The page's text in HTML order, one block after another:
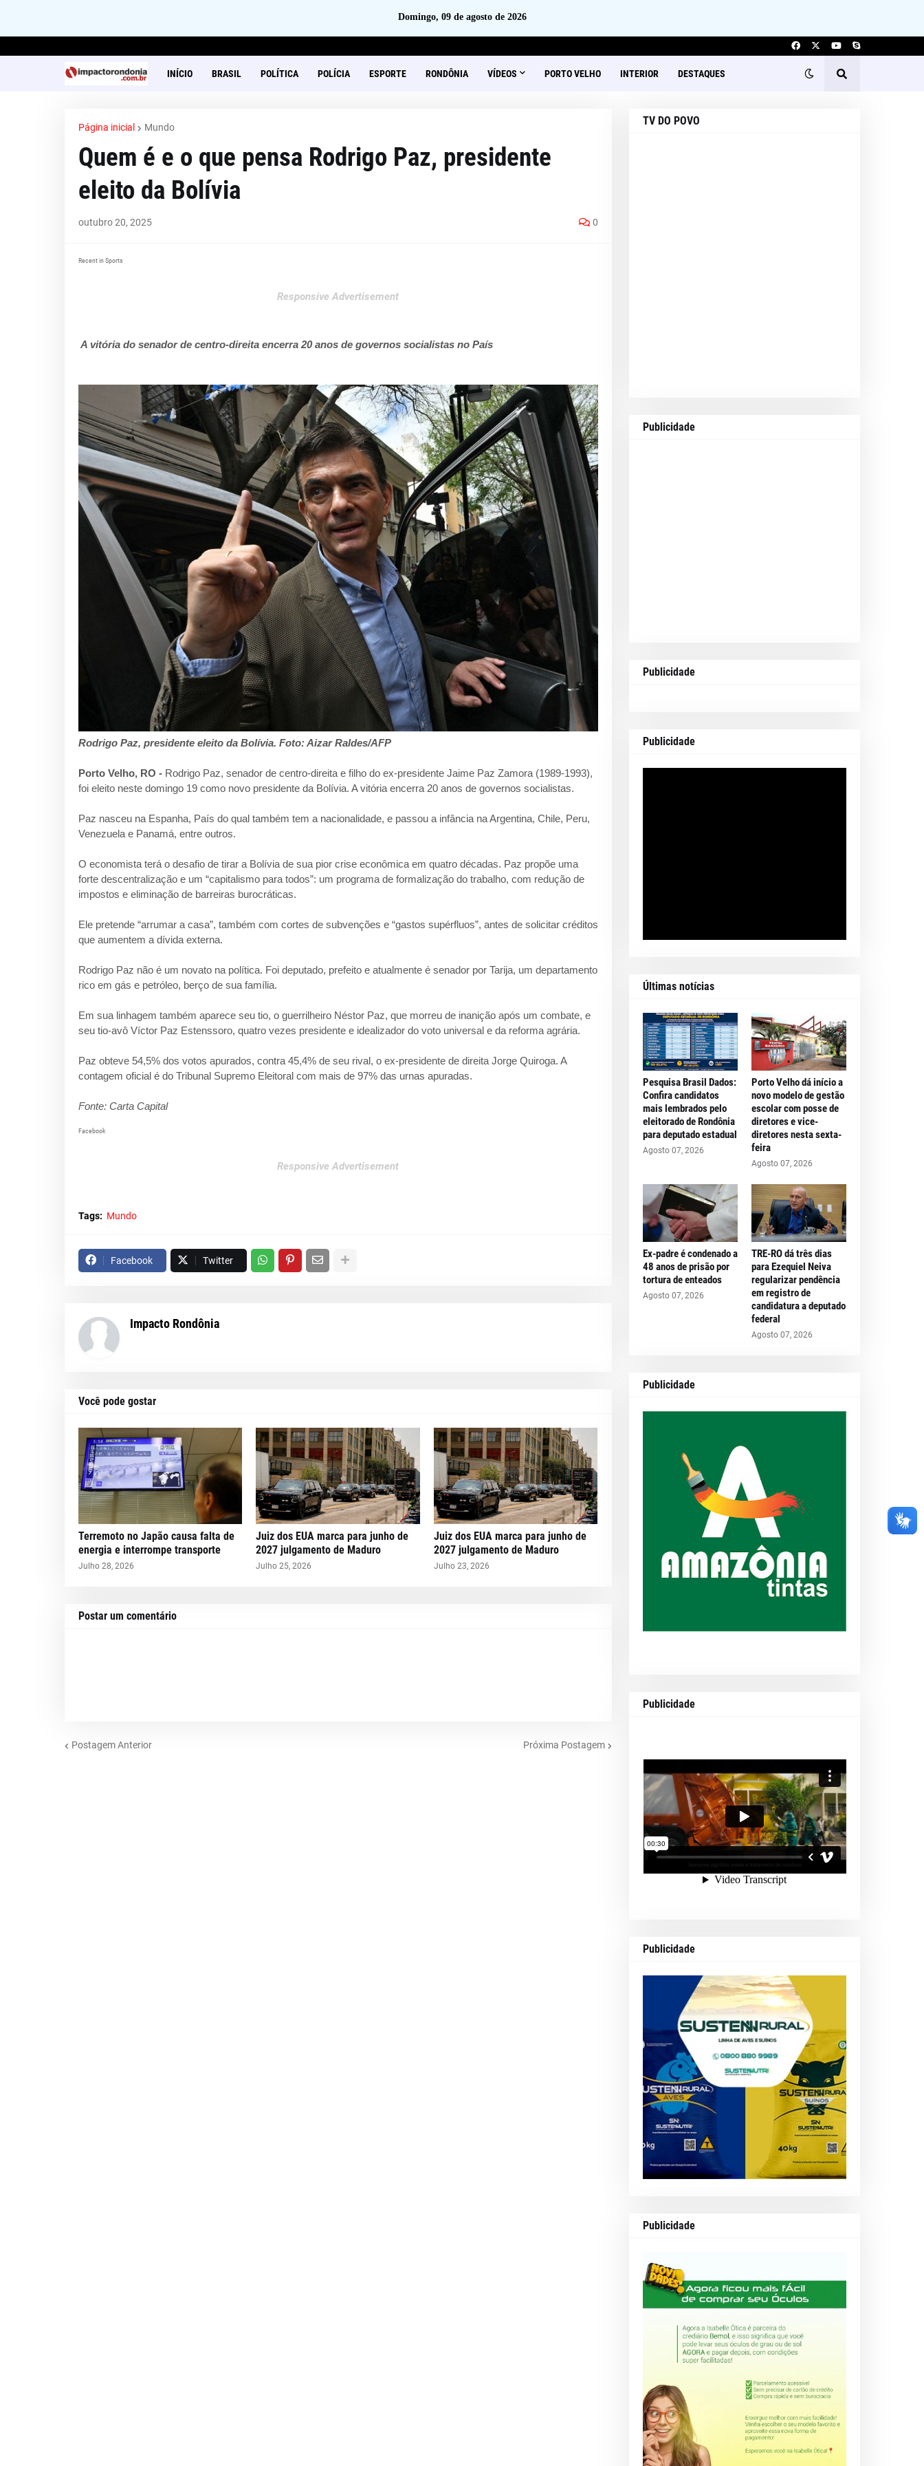
Domingo, 09 de agosto de 2026
INÍCIO BRASIL POLÍTICA POLÍCIA ESPORTE RONDÔNIA VÍDEOS PORTO VELHO INTERIOR DESTAQUES
Página inicial Mundo
Quem é e o que pensa Rodrigo Paz, presidente
eleito da Bolívia
outubro 20, 2025 0
Recent in Sports
Responsive Advertisement
A vitória do senador de centro-direita encerra 20 anos de governos socialistas no País
Rodrigo Paz, presidente eleito da Bolívia. Foto: Aizar Raldes/AFP
Porto Velho, RO - Rodrigo Paz, senador de centro-direita e filho do ex-presidente Jaime Paz Zamora (1989-1993),
foi eleito neste domingo 19 como novo presidente da Bolívia. A vitória encerra 20 anos de governos socialistas.
Paz nasceu na Espanha, País do qual também tem a nacionalidade, e passou a infância na Argentina, Chile, Peru,
Venezuela e Panamá, entre outros.
O economista terá o desafio de tirar a Bolívia de sua pior crise econômica em quatro décadas. Paz propõe uma
forte descentralização e um “capitalismo para todos”: um programa de formalização do trabalho, com redução de
impostos e eliminação de barreiras burocráticas.
Ele pretende “arrumar a casa”, também com cortes de subvenções e “gastos supérfluos”, antes de solicitar créditos
que aumentem a dívida externa.
Rodrigo Paz não é um novato na política. Foi deputado, prefeito e atualmente é senador por Tarija, um departamento
rico em gás e petróleo, berço de sua família.
Em sua linhagem também aparece seu tio, o guerrilheiro Néstor Paz, que morreu de inanição após um combate, e
seu tio-avô Víctor Paz Estenssoro, quatro vezes presidente e idealizador do voto universal e da reforma agrária.
Paz obteve 54,5% dos votos apurados, contra 45,4% de seu rival, o ex-presidente de direita Jorge Quiroga. A
contagem oficial é do Tribunal Supremo Eleitoral com mais de 97% das urnas apuradas.
Fonte: Carta Capital
Facebook
Responsive Advertisement
Tags: Mundo
Facebook Twitter
Impacto Rondônia
Você pode gostar
Terremoto no Japão causa falta de
energia e interrompe transporte
Julho 28, 2026
Juiz dos EUA marca para junho de
2027 julgamento de Maduro
Julho 25, 2026
Juiz dos EUA marca para junho de
2027 julgamento de Maduro
Julho 23, 2026
Postar um comentário
Postagem Anterior Próxima Postagem
TV DO POVO
Publicidade
Publicidade
Publicidade
Últimas notícias
Pesquisa Brasil Dados:
Confira candidatos
mais lembrados pelo
eleitorado de Rondônia
para deputado estadual
Agosto 07, 2026
Porto Velho dá início a
novo modelo de gestão
escolar com posse de
diretores e vice-
diretores nesta sexta-
feira
Agosto 07, 2026
Ex-padre é condenado a
48 anos de prisão por
tortura de enteados
Agosto 07, 2026
TRE-RO dá três dias
para Ezequiel Neiva
regularizar pendência
em registro de
candidatura a deputado
federal
Agosto 07, 2026
Publicidade
Publicidade
Publicidade
Publicidade